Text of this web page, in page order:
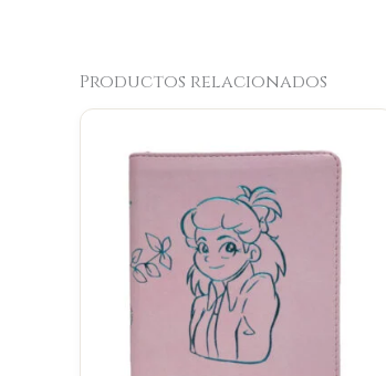
Productos relacionados
was:
is:
$101.650.